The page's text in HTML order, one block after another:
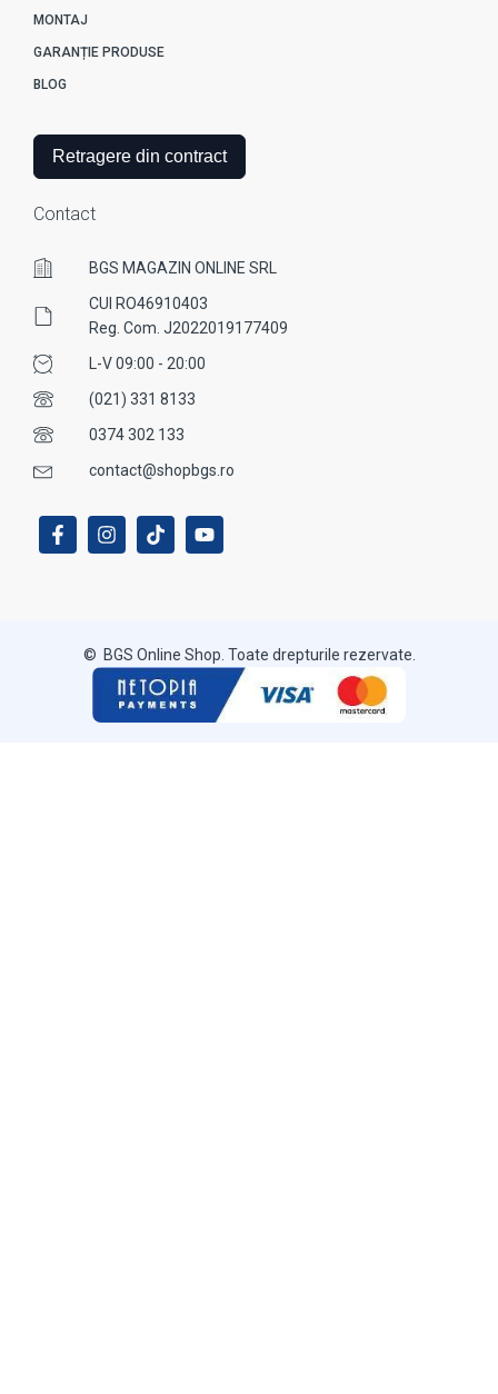
MONTAJ
GARANȚIE PRODUSE
BLOG
Retragere din contract
Contact
BGS MAGAZIN ONLINE SRL
CUI RO46910403
Reg. Com. J2022019177409
L-V 09:00 - 20:00
(021) 331 8133
0374 302 133
contact@shopbgs.ro
© BGS Online Shop. Toate drepturile rezervate.